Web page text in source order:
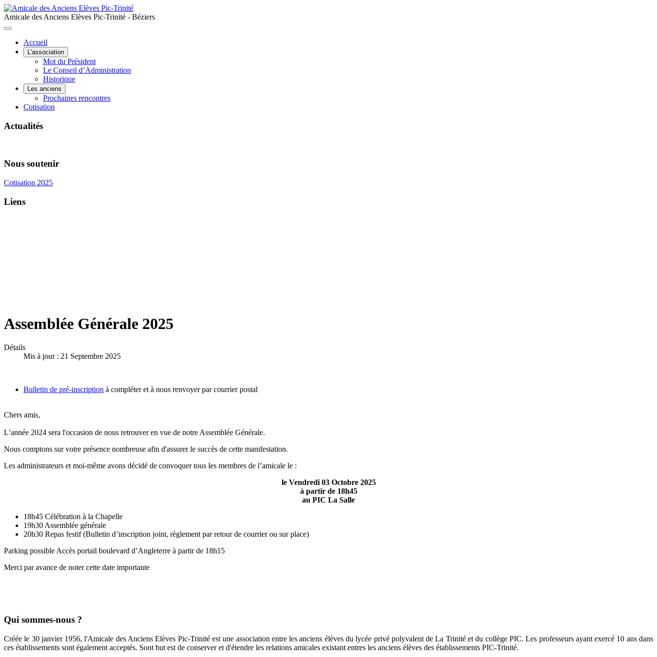
Amicale des Anciens Elèves Pic-Trinité - Béziers
Accueil
L'association
Mot du Président
Le Conseil d’Administration
Historique
Les anciens
Prochaines rencontres
Cotisation
Actualités
Nous soutenir
Cotisation 2025
Liens
Assemblée Générale 2025
Détails
Mis à jour : 21 Septembre 2025
Bulletin de pré-inscription à compléter et à nous renvoyer par courrier postal
Chers amis,
L’année 2024 sera l'occasion de nous retrouver en vue de notre Assemblée Générale.
Nous comptons sur votre présence nombreuse afin d'assurer le succès de cette manifestation.
Les administrateurs et moi-même avons décidé de convoquer tous les membres de l’amicale le :
le Vendredi 03 Octobre 2025
à partir de 18h45
au PIC La Salle
18h45 Célébration à la Chapelle
19h30 Assemblée générale
20h30 Repas festif (Bulletin d’inscription joint, règlement par retour de courrier ou sur place)
Parking possible Accès portail boulevard d’Angleterre à partir de 18h15
Merci par avance de noter cette date importante
Qui sommes-nous ?
Créée le 30 janvier 1956, l'Amicale des Anciens Elèves Pic-Trinité est une association entre les anciens élèves du lycée privé polyvalent de La Trinité et du collège PIC. Les professeurs ayant exercé 10 ans dans
ces établissements sont également acceptés. Sont but est de conserver et d'étendre les relations amicales existant entres les anciens élèves des établissements PIC-Trinité.